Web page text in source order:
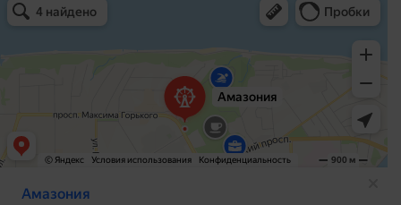
Парк культуры и отдыха в Чебоксарах
Сквер в Чебоксарах